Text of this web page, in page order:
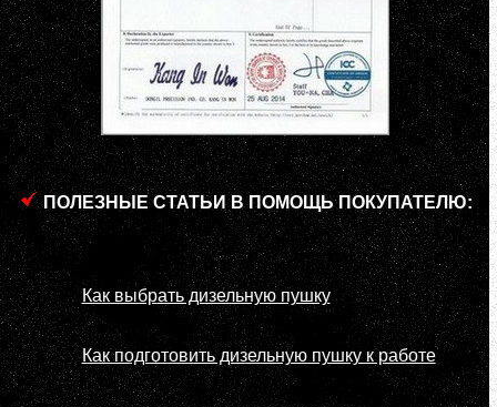
ПОЛЕЗНЫЕ СТАТЬИ В ПОМОЩЬ ПОКУПАТЕЛЮ:
Как выбрать дизельную пушку
Как подготовить дизельную пушку к работе